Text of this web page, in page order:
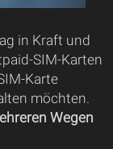
in Kraft und
SIM-Karten
Karte
möchten.
Wegen